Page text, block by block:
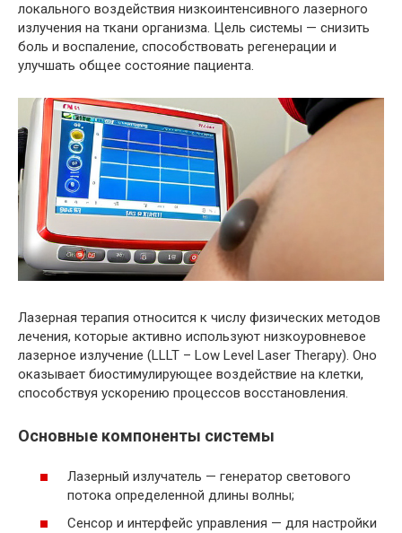
локального воздействия низкоинтенсивного лазерного
излучения на ткани организма. Цель системы — снизить
боль и воспаление, способствовать регенерации и
улучшать общее состояние пациента.
Лазерная терапия относится к числу физических методов
лечения, которые активно используют низкоуровневое
лазерное излучение (LLLT – Low Level Laser Therapy). Оно
оказывает биостимулирующее воздействие на клетки,
способствуя ускорению процессов восстановления.
Основные компоненты системы
Лазерный излучатель — генератор светового
потока определенной длины волны;
Сенсор и интерфейс управления — для настройки